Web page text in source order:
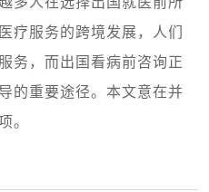
疗服务的跨境发展，人们
务，而出国看病前咨询正
的重要途径。本文意在并
。